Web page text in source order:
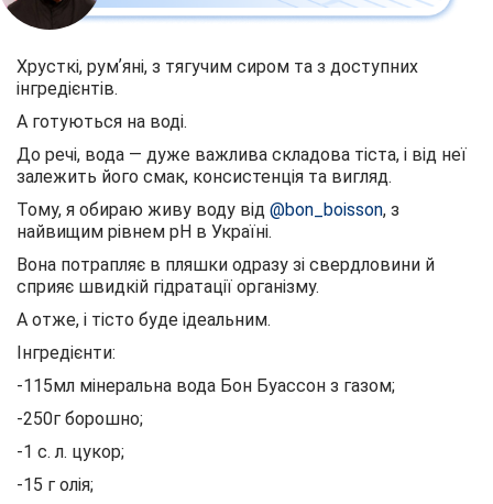
Хрусткі, румʼяні, з тягучим сиром та з доступних
інгредієнтів.
А готуються на воді.
До речі, вода — дуже важлива складова тіста, і від неї
залежить його смак, консистенція та вигляд.
Тому, я обираю живу воду від @bon_boisson, з
найвищим рівнем рН в Україні.
Вона потрапляє в пляшки одразу зі свердловини й
сприяє швидкій гідратації організму.
А отже, і тісто буде ідеальним.
Інгредієнти:
-115мл мінеральна вода Бон Буассон з газом;
-250г борошно;
-1 с. л. цукор;
-15 г олія;